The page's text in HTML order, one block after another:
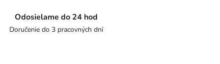
Odosielame do 24 hod
Doručenie do 3 pracovných dní